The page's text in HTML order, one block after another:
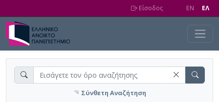
Είσοδος EN EΛ
Σύνθετη Αναζήτηση